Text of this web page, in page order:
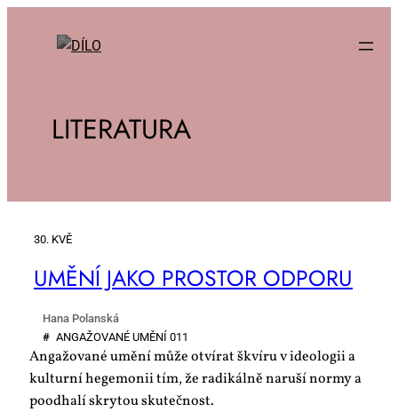
LITERATURA
30. KVĚ
UMĚ­NÍ JA­KO PRO­STOR OD­PO­RU
Hana Polanská
# AN­GA­ŽO­VA­NÉ UMĚ­NÍ 011
Angažované umění může otvírat škvíru v ideologii a
kulturní hegemonii tím, že radikálně naruší normy a
poodhalí skrytou skutečnost.